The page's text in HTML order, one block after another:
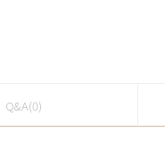
Q&A(0)